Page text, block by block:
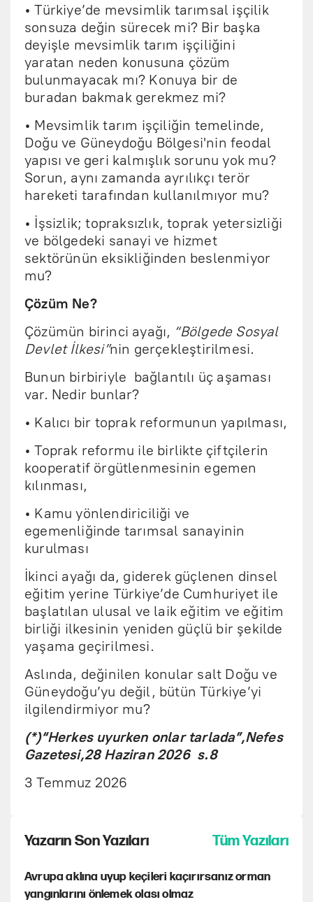
• Türkiye’de mevsimlik tarımsal işçilik
sonsuza değin sürecek mi? Bir başka
deyişle mevsimlik tarım işçiliğini
yaratan neden konusuna çözüm
bulunmayacak mı? Konuya bir de
buradan bakmak gerekmez mi?
• Mevsimlik tarım işçiliğin temelinde,
Doğu ve Güneydoğu Bölgesi'nin feodal
yapısı ve geri kalmışlık sorunu yok mu?
Sorun, aynı zamanda ayrılıkçı terör
hareketi tarafından kullanılmıyor mu?
• İşsizlik; topraksızlık, toprak yetersizliği
ve bölgedeki sanayi ve hizmet
sektörünün eksikliğinden beslenmiyor
mu?
Çözüm Ne?
Çözümün birinci ayağı, “Bölgede Sosyal
Devlet İlkesi”nin gerçekleştirilmesi.
Bunun birbiriyle bağlantılı üç aşaması
var. Nedir bunlar?
• Kalıcı bir toprak reformunun yapılması,
• Toprak reformu ile birlikte çiftçilerin
kooperatif örgütlenmesinin egemen
kılınması,
• Kamu yönlendiriciliği ve
egemenliğinde tarımsal sanayinin
kurulması
İkinci ayağı da, giderek güçlenen dinsel
eğitim yerine Türkiye’de Cumhuriyet ile
başlatılan ulusal ve laik eğitim ve eğitim
birliği ilkesinin yeniden güçlü bir şekilde
yaşama geçirilmesi.
Aslında, değinilen konular salt Doğu ve
Güneydoğu’yu değil, bütün Türkiye’yi
ilgilendirmiyor mu?
(*)“Herkes uyurken onlar tarlada”,Nefes
Gazetesi,28 Haziran 2026 s.8
3 Temmuz 2026
Yazarın Son Yazıları Tüm Yazıları
Avrupa aklına uyup keçileri kaçırırsanız orman
yangınlarını önlemek olası olmaz